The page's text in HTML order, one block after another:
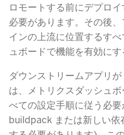
ロモートする前にデプロ
必要があります。その後
インの上流に位置するす
ュボードで機能を有効にす
ダウンストリームアプリ
は、メトリクスダッシュ
べての設定手順に従う必要
buildpack または新しい依